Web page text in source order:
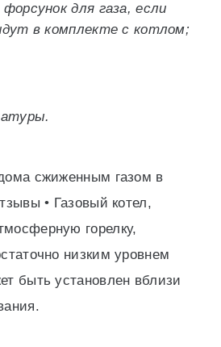
для газа, если
в комплекте с котлом;
сжиженным газом в
• Газовый котел,
горелку,
низким уровнем
быть установлен вблизи